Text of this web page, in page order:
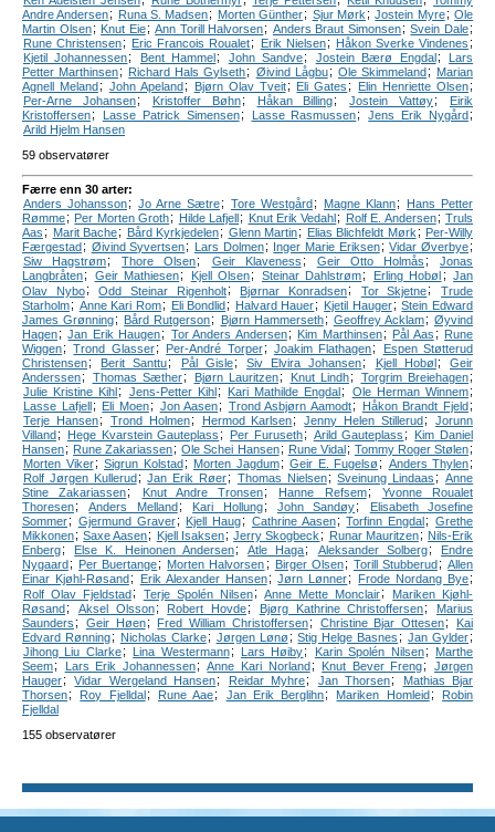
Andre Andersen; Runa S. Madsen; Morten Günther; Sjur Mørk ; Jostein Myre; Ole
Martin Olsen ; Knut Eie; Ann Torill Halvorsen; Anders Braut Simonsen; Svein Dale;
Rune Christensen; Eric Francois Roualet; Erik Nielsen; Håkon Sverke Vindenes ;
Kjetil Johannessen; Bent Hammel; John Sandve; Jostein Bærø Engdal;
Lars
Petter Marthinsen; Richard Hals Gylseth; Øivind Lågbu; Ole Skimmeland; Marian
Agnell Meland; John Apeland; Bjørn Olav Tveit ; Eli Gates ; Elin Henriette Olsen;
Per-Arne Johansen; Kristoffer Bøhn; Håkan Billing; Jostein Vattøy;
Eirik
Kristoffersen; Lasse Patrick Simensen; Lasse Rasmussen; Jens Erik Nygård;
Arild Hjelm Hansen
59 observatører
Færre enn 30 arter:
Anders Johansson; Jo Arne Sætre; Tore Westgård ; Magne Klann;
Hans Petter
Rømme; Per Morten Groth; Hilde Lafjell ; Knut Erik Vedahl ; Rolf E. Andersen; Truls
Aas ; Marit Bache; Bård Kyrkjedelen; Glenn Martin; Elias Blichfeldt Mørk ; Per-Willy
Færgestad ; Øivind Syvertsen; Lars Dolmen; Inger Marie Eriksen; Vidar Øverbye;
Siw Hagstrøm; Thore Olsen; Geir Klaveness ; Geir Otto Holmås ; Jonas
Langbråten; Geir Mathiesen; Kjell Olsen; Steinar Dahlstrøm; Erling Hobøl ; Jan
Olav Nybo; Odd Steinar Rigenholt; Bjørnar Konradsen; Tor Skjetne; Trude
Starholm; Anne Kari Rom; Eli Bondlid; Halvard Hauer; Kjetil Hauger; Stein Edward
James Grønning; Bård Rutgerson; Bjørn Hammerseth; Geoffrey Acklam; Øyvind
Hagen; Jan Erik Haugen; Tor Anders Andersen; Kim Marthinsen; Pål Aas ; Rune
Wiggen; Trond Glasser; Per-André Torper ; Joakim Flathagen;
Espen Støtterud
Christensen; Berit Santtu; Pål Gisle; Siv Elvira Johansen; Kjell Hobøl; Geir
Anderssen; Thomas Sæther; Bjørn Lauritzen; Knut Lindh; Torgrim Breiehagen;
Julie Kristine Kihl; Jens-Petter Kihl; Kari Mathilde Engdal; Ole Herman Winnem;
Lasse Lafjell; Eli Moen; Jon Aasen; Trond Asbjørn Aamodt; Håkon Brandt Fjeld;
Terje Hansen; Trond Holmen; Hermod Karlsen; Jenny Helen Stillerud; Jorunn
Villand; Hege Kvarstein Gauteplass ; Per Furuseth; Arild Gauteplass ;
Kim Daniel
Hansen; Rune Zakariassen; Ole Schei Hansen ; Rune Vidal; Tommy Roger Stølen;
Morten Viker ; Sigrun Kolstad ; Morten Jagdum ; Geir E. Fugelsø ; Anders Thylen;
Rolf Jørgen Kullerud; Jan Erik Røer; Thomas Nielsen; Sveinung Lindaas ; Anne
Stine Zakariassen; Knut Andre Tronsen; Hanne Refsem ;
Yvonne Roualet
Thoresen; Anders Melland ; Kari Hollung ; John Sandøy;
Elisabeth Josefine
Sommer; Gjermund Graver ; Kjell Haug; Cathrine Aasen; Torfinn Engdal ; Grethe
Mikkonen; Saxe Aasen; Kjell Isaksen; Jerry Skogbeck ; Runar Mauritzen; Nils-Erik
Enberg; Else K. Heinonen Andersen; Atle Haga; Aleksander Solberg;
Endre
Nygaard ; Per Buertange; Morten Halvorsen ; Birger Olsen; Torill Stubberud ; Allen
Einar Kjøhl-Røsand ; Erik Alexander Hansen ; Jørn Lønner; Frode Nordang Bye;
Rolf Olav Fjeldstad; Terje Spolén Nilsen ; Anne Mette Monclair;
Mariken Kjøhl-
Røsand; Aksel Olsson ; Robert Hovde; Bjørg Kathrine Christoffersen;
Marius
Saunders ; Geir Høen ; Fred William Christoffersen; Christine Bjar Ottesen;
Kai
Edvard Rønning; Nicholas Clarke; Jørgen Lønø ; Stig Helge Basnes ; Jan Gylder;
Jihong Liu Clarke; Lina Westermann; Lars Høiby; Karin Spolén Nilsen;
Marthe
Seem; Lars Erik Johannessen; Anne Kari Norland; Knut Bever Freng; Jørgen
Hauger; Vidar Wergeland Hansen; Reidar Myhre; Jan Thorsen;
Mathias Bjar
Thorsen; Roy Fjelldal; Rune Aae; Jan Erik Berglihn; Mariken Homleid;
Robin
Fjelldal
155 observatører